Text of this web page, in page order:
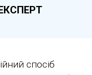
спосіб